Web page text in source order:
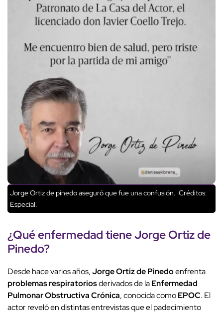
Jorge Ortiz de pinedo aseguró que fue una confusión. Créditos:
Especial.
¿Qué enfermedad tieneJorge Ortiz de
Pinedo?
Desde hace varios años,Jorge Ortiz de Pinedoenfrenta
problemas respiratoriosderivados de laEnfermedad
Pulmonar Obstructiva Crónica, conocida comoEPOC. El
actor reveló en distintas entrevistas que el padecimiento